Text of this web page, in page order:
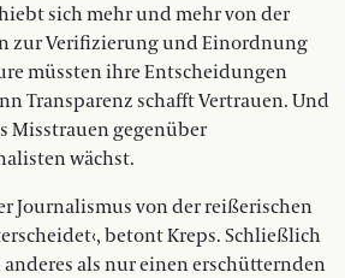
sich mehr und mehr von der
zur Verifizierung und Einordnung
müssten ihre Entscheidungen
Transparenz schafft Vertrauen. Und
Misstrauen gegenüber
wächst.
Journalismus von der reißerischen
betont Kreps. Schließlich
als nur einen erschütternden